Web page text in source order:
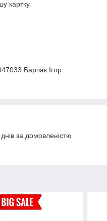
картку
Барчак Ігор
за домовленістю